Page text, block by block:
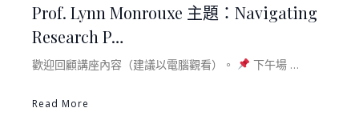
Prof. Lynn Monrouxe 主題：Navigating
Research P…
歡迎回顧講座內容（建議以電腦觀看）。 下午場 …
Read More